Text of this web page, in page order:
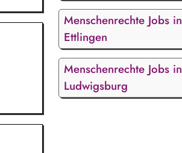
Menschenrechte Jobs in
Ettlingen
Menschenrechte Jobs in
Ludwigsburg